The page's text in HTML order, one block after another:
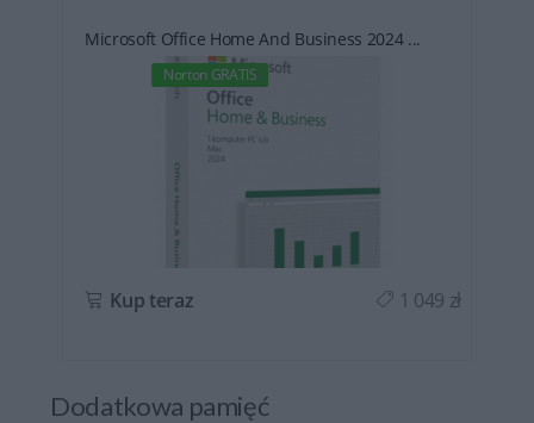
Microsoft Office Home And Business 2024 ...
Norton GRATIS
Kup teraz 1 049 zł
Dodatkowa pamięć